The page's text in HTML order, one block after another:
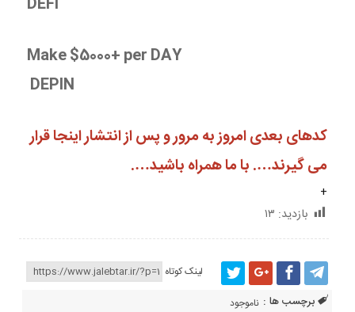
Make $5000+ per DAY
DEPIN
کدهای بعدی امروز به مرور و پس از انتشار اینجا قرار
می گیرند…. با ما همراه باشید….
+
بازدید: ۱۳
لینک کوتاه
برچسب ها : ناموجود